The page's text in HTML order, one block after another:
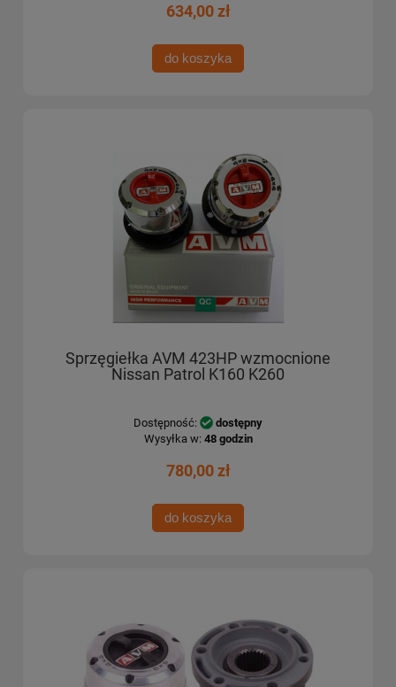
634,00 zł
do koszyka
Sprzęgiełka AVM 423HP wzmocnione
Nissan Patrol K160 K260
Dostępność:
dostępny
Wysyłka w: 48 godzin
780,00 zł
do koszyka